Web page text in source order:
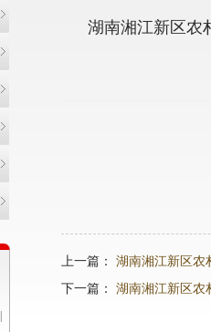
湖南湘江新区农
上一篇： 湖南湘江新区农
下一篇： 湖南湘江新区农